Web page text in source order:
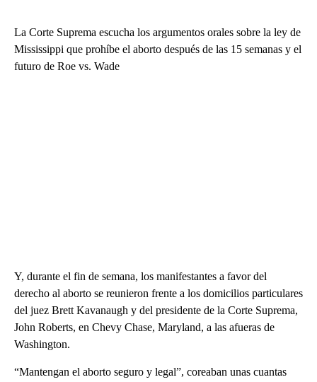
La Corte Suprema escucha los argumentos orales sobre la ley de
Mississippi que prohíbe el aborto después de las 15 semanas y el
futuro de Roe vs. Wade
Y, durante el fin de semana, los manifestantes a favor del
derecho al aborto se reunieron frente a los domicilios particulares
del juez Brett Kavanaugh y del presidente de la Corte Suprema,
John Roberts, en Chevy Chase, Maryland, a las afueras de
Washington.
“Mantengan el aborto seguro y legal”, coreaban unas cuantas